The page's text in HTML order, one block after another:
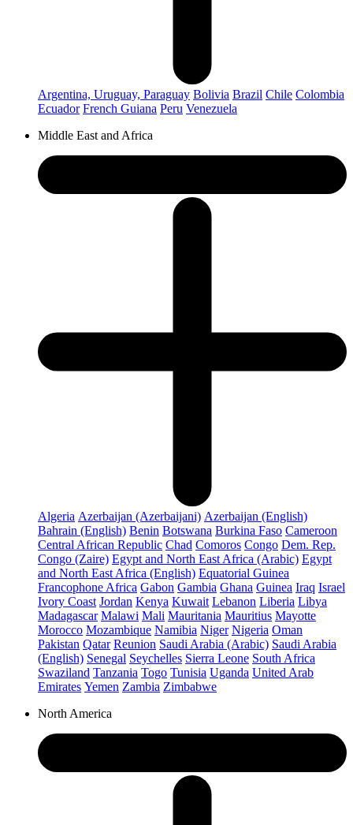
Argentina, Uruguay, Paraguay Bolivia Brazil Chile Colombia
Ecuador French Guiana Peru Venezuela
Middle East and Africa
Algeria Azerbaijan (Azerbaijani) Azerbaijan (English)
Bahrain (English) Benin Botswana Burkina Faso Cameroon
Central African Republic Chad Comoros Congo Dem. Rep.
Congo (Zaire) Egypt and North East Africa (Arabic) Egypt
and North East Africa (English) Equatorial Guinea
Francophone Africa Gabon Gambia Ghana Guinea Iraq Israel
Ivory Coast Jordan Kenya Kuwait Lebanon Liberia Libya
Madagascar Malawi Mali Mauritania Mauritius Mayotte
Morocco Mozambique Namibia Niger Nigeria Oman
Pakistan Qatar Reunion Saudi Arabia (Arabic) Saudi Arabia
(English) Senegal Seychelles Sierra Leone South Africa
Swaziland Tanzania Togo Tunisia Uganda United Arab
Emirates Yemen Zambia Zimbabwe
North America